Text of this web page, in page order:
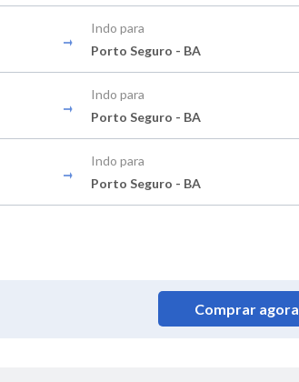
Indo para
Porto Seguro - BA
Indo para
Porto Seguro - BA
Indo para
Porto Seguro - BA
Comprar agora